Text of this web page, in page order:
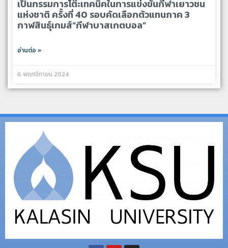
เป็นกรรมการโต๊ะเทคนิคในการแข่งขันกีฬาเยาวชน
แห่งชาติ ครั้งที่ 40 รอบคัดเลือกตัวแทนภาค 3
กาฬสินธุ์เกมส์“กีฬาบาสเกตบอล”
อ่านต่อ »
6 พฤศจิกายน 2024